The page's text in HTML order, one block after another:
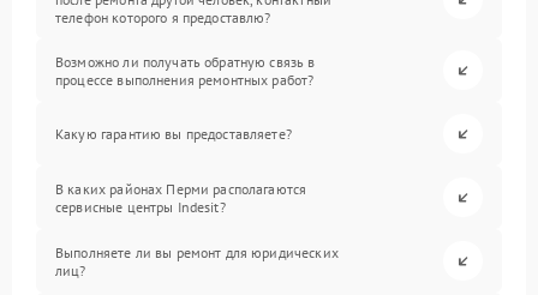
телефон которого я предоставлю?
Возможно ли получать обратную связь в
процессе выполнения ремонтных работ?
Какую гарантию вы предоставляете?
В каких районах Перми располагаются
сервисные центры Indesit?
Выполняете ли вы ремонт для юридических
лиц?